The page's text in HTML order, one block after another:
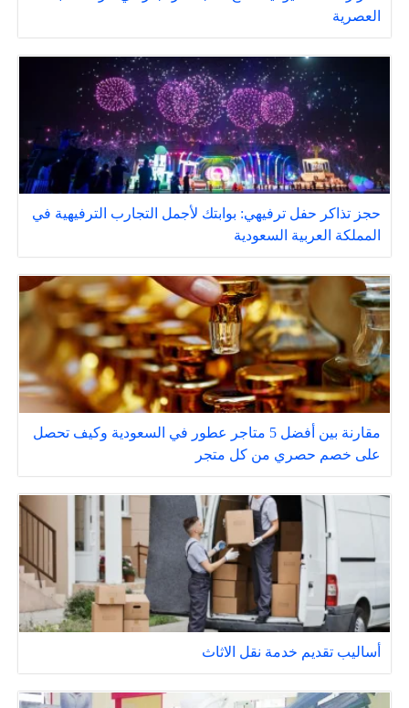
العصرية
حجز تذاكر حفل ترفيهي: بوابتك لأجمل التجارب الترفيهية في
المملكة العربية السعودية
مقارنة بين أفضل 5 متاجر عطور في السعودية وكيف تحصل
على خصم حصري من كل متجر
أساليب تقديم خدمة نقل الاثاث